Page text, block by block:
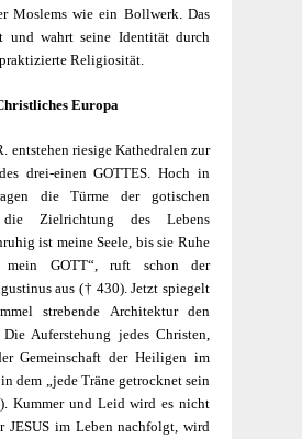
Moslems wie ein Bollwerk. Das
und wahrt seine Identität durch
Religiosität.
Europa
entstehen riesige Kathedralen zur
drei-einen GOTTES. Hoch in
die Türme der gotischen
Zielrichtung des Lebens
ist meine Seele, bis sie Ruhe
GOTT“, ruft schon der
aus († 430). Jetzt spiegelt
strebende Architektur den
Auferstehung jedes Christen,
Gemeinschaft der Heiligen im
dem „jede Träne getrocknet sein
Kummer und Leid wird es nicht
JESUS im Leben nachfolgt, wird